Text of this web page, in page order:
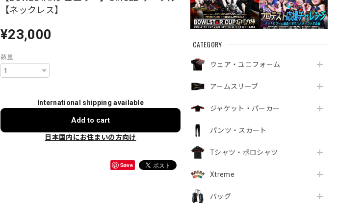
CATEGORY
ウェア・ユニフォーム
アームスリーブ
ジャケット・パーカー
パンツ・スカート
Tシャツ・ポロシャツ
Xtreme
バッグ
【ネックレス】
¥23,000
数量
International shipping available
Add to cart
日本国内にお住まいの方向け
Save